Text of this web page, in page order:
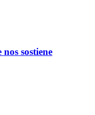
sostiene